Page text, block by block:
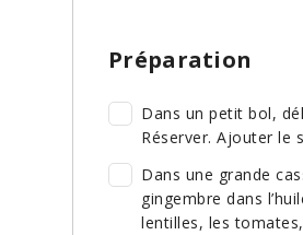
Préparation
Dans un petit bol,
Réserver. Ajouter le
Dans une grande
gingembre dans
lentilles, les